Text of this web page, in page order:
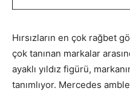
Hırsızların en çok rağbet
çok tanınan markalar
ayaklı yıldız figürü,
tanımlıyor. Mercedes